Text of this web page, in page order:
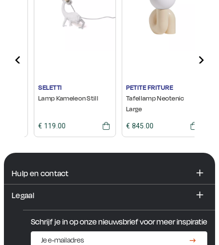
SELETTI
Lamp Kameleon Still
€ 119.00
PETITE FRITURE
Tafellamp Neotenic
Large
€ 845.00
Hulp en contact
FAQ
Legaal
Schrijf je in op onze nieuwsbrief voor meer inspiratie